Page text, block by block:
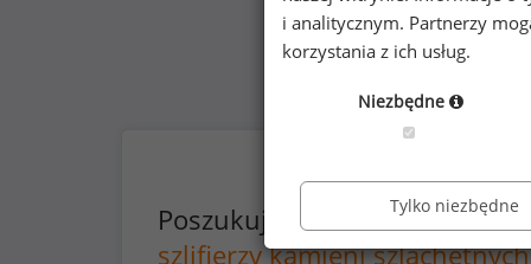
Poszukujesz szczegółowych
szlifierzy kamieni
i analitycznym. Partnerzy
korzystania z ich usług.
Niezbędne
Tylko niezbędne